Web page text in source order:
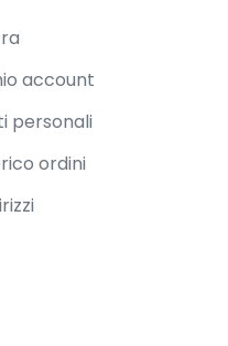
account
personali
ordini